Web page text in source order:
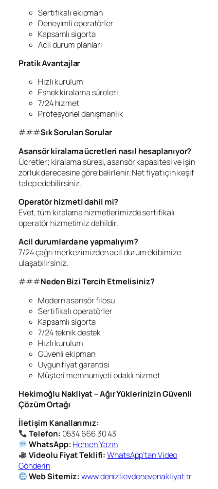
Sertifikalı ekipman
Deneyimli operatörler
Kapsamlı sigorta
Acil durum planları
Pratik Avantajlar
Hızlı kurulum
Esnek kiralama süreleri
7/24 hizmet
Profesyonel danışmanlık
###Sık Sorulan Sorular
Asansör kiralama ücretleri nasıl hesaplanıyor?
Ücretler; kiralama süresi, asansör kapasitesi ve işin
zorluk derecesine göre belirlenir. Net fiyat için keşif
talep edebilirsiniz.
Operatör hizmeti dahil mi?
Evet, tüm kiralama hizmetlerimizde sertifikalı
operatör hizmetimiz dahildir.
Acil durumlarda ne yapmalıyım?
7/24 çağrı merkezimizden acil durum ekibimize
ulaşabilirsiniz.
###Neden Bizi Tercih Etmelisiniz?
Modern asansör filosu
Sertifikalı operatörler
Kapsamlı sigorta
7/24 teknik destek
Hızlı kurulum
Güvenli ekipman
Uygun fiyat garantisi
Müşteri memnuniyeti odaklı hizmet
Hekimoğlu Nakliyat – Ağır Yüklerinizin Güvenli
Çözüm Ortağı
İletişim Kanallarımız:
Telefon: 0534 666 30 43
WhatsApp: Hemen Yazın
Videolu Fiyat Teklifi: WhatsApp’tan Video
Gönderin
Web Sitemiz: www.denizlievdenevenakliyat.tr